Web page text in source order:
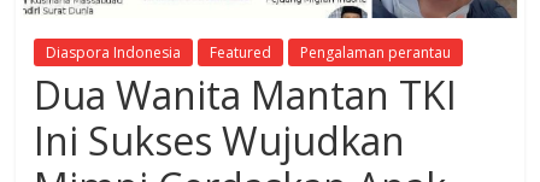
Diaspora Indonesia Featured Pengalaman perantau
Dua Wanita Mantan TKI
Ini Sukses Wujudkan